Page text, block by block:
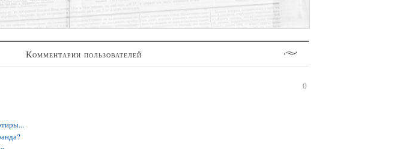
Комментарии пользователей
0